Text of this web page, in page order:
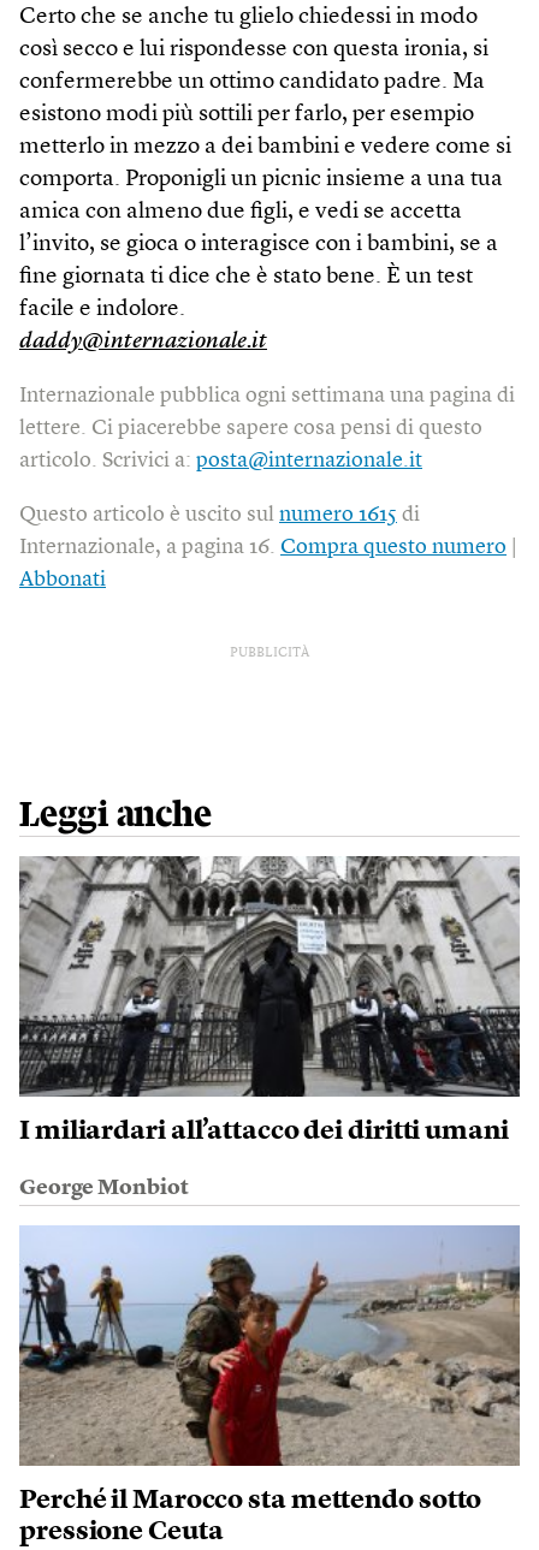
Certo che se anche tu glielo chiedessi in modo
così secco e lui rispondesse con questa ironia, si
confermerebbe un ottimo candidato padre. Ma
esistono modi più sottili per farlo, per esempio
metterlo in mezzo a dei bambini e vedere come si
comporta. Proponigli un picnic insieme a una tua
amica con almeno due figli, e vedi se accetta
l’invito, se gioca o interagisce con i bambini, se a
fine giornata ti dice che è stato bene. È un test
facile e indolore.
daddy@internazionale.it
Internazionale pubblica ogni settimana una pagina di
lettere. Ci piacerebbe sapere cosa pensi di questo
articolo. Scrivici a: posta@internazionale.it
Questo articolo è uscito sul numero 1615 di
Internazionale, a pagina 16. Compra questo numero
Abbonati
PUBBLICITÀ
Leggi anche
I miliardari all’attacco dei diritti umani
George Monbiot
Perché il Marocco sta mettendo sotto
pressione Ceuta